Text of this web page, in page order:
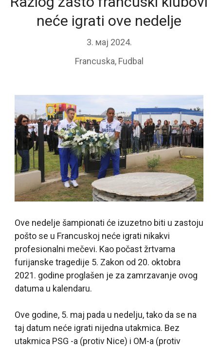
neće igrati ove nedelje
3. мај 2024.
Francuska, Fudbal
Ove nedelje šampionati će izuzetno biti u zastoju
pošto se u Francuskoj neće igrati nikakvi
profesionalni mečevi. Kao počast žrtvama
furijanske tragedije 5. Zakon od 20. oktobra
2021. godine proglašen je za zamrzavanje ovog
datuma u kalendaru.
Ove godine, 5. maj pada u nedelju, tako da se na
taj datum neće igrati nijedna utakmica. Bez
utakmica PSG -a (protiv Nice) i OM-a (protiv